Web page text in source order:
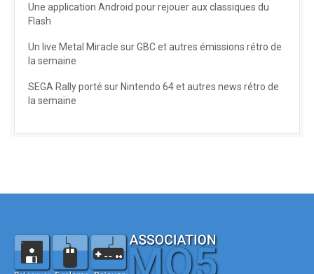
Une application Android pour rejouer aux classiques du
Flash
Un live Metal Miracle sur GBC et autres émissions rétro de
la semaine
SEGA Rally porté sur Nintendo 64 et autres news rétro de
la semaine